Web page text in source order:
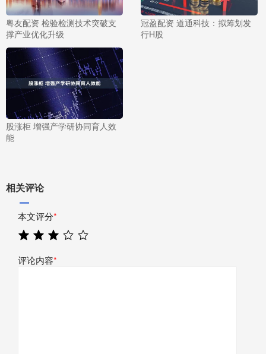
粤友配资 检验检测技术突破支
撑产业优化升级
冠盈配资 道通科技：拟筹划发
行H股
股涨柜 增强产学研协同育人效
能
相关评论
本文评分*
评论内容*